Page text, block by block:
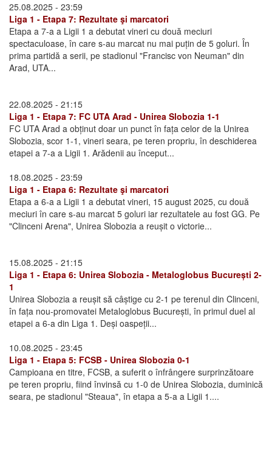
25.08.2025 - 23:59
Liga 1 - Etapa 7: Rezultate şi marcatori
Etapa a 7-a a Ligii 1 a debutat vineri cu două meciuri
spectaculoase, în care s-au marcat nu mai puțin de 5 goluri. În
prima partidă a serii, pe stadionul "Francisc von Neuman" din
Arad, UTA...
22.08.2025 - 21:15
Liga 1 - Etapa 7: FC UTA Arad - Unirea Slobozia 1-1
FC UTA Arad a obținut doar un punct în fața celor de la Unirea
Slobozia, scor 1-1, vineri seara, pe teren propriu, în deschiderea
etapei a 7-a a Ligii 1. Arădenii au început...
18.08.2025 - 23:59
Liga 1 - Etapa 6: Rezultate şi marcatori
Etapa a 6-a a Ligii 1 a debutat vineri, 15 august 2025, cu două
meciuri în care s-au marcat 5 goluri iar rezultatele au fost GG. Pe
"Clinceni Arena", Unirea Slobozia a reușit o victorie...
15.08.2025 - 21:15
Liga 1 - Etapa 6: Unirea Slobozia - Metaloglobus București 2-
1
Unirea Slobozia a reușit să câștige cu 2-1 pe terenul din Clinceni,
în fața nou-promovatei Metaloglobus București, în primul duel al
etapei a 6-a din Liga 1. Deși oaspeții...
10.08.2025 - 23:45
Liga 1 - Etapa 5: FCSB - Unirea Slobozia 0-1
Campioana en titre, FCSB, a suferit o înfrângere surprinzătoare
pe teren propriu, fiind învinsă cu 1-0 de Unirea Slobozia, duminică
seara, pe stadionul "Steaua", în etapa a 5-a a Ligii 1....